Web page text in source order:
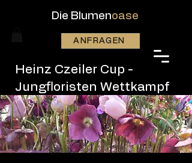
Die Blumenoase
ANFRAGEN
Heinz Czeiler Cup -
Jungfloristen Wettkampf